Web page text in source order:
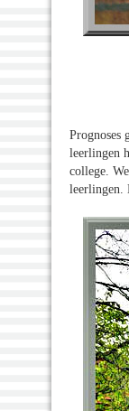
Prognoses
leerlingen
college.
leerlingen.